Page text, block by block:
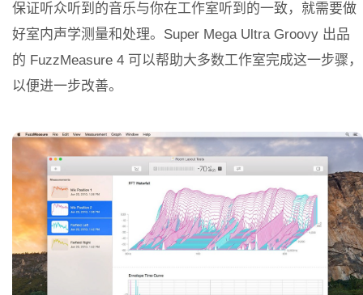
保证听众听到的音乐与你在工作室听到的一致，就需要做
好室内声学测量和处理。Super Mega Ultra Groovy 出品
的 FuzzMeasure 4 可以帮助大多数工作室完成这一步骤，
以便进一步改善。